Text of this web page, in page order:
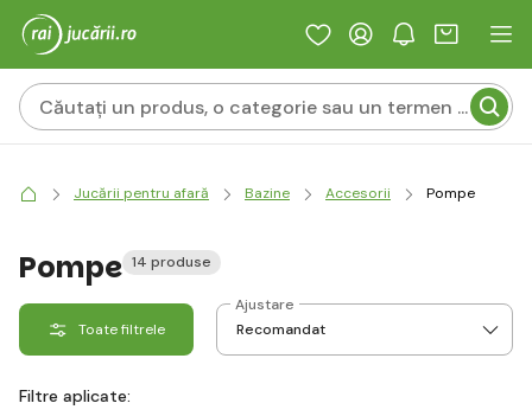
Jucării pentru afară Bazine Accesorii Pompe
Pompe 14 produse
Toate filtrele
Ajustare
Filtre aplicate: